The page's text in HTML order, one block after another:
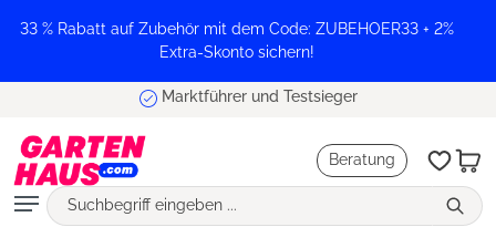
springen
33 % Rabatt auf Zubehör mit dem Code: ZUBEHOER33 + 2%
Extra-Skonto sichern!
Marktführer und Testsieger
Beratung